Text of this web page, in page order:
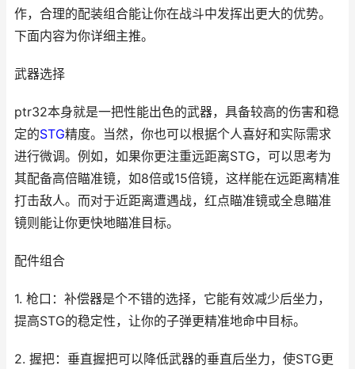
作，合理的配装组合能让你在战斗中发挥出更大的优势。
下面内容为你详细主推。
武器选择
ptr32本身就是一把性能出色的武器，具备较高的伤害和稳
定的STG精度。当然，你也可以根据个人喜好和实际需求
进行微调。例如，如果你更注重远距离STG，可以思考为
其配备高倍瞄准镜，如8倍或15倍镜，这样能在远距离精准
打击敌人。而对于近距离遭遇战，红点瞄准镜或全息瞄准
镜则能让你更快地瞄准目标。
配件组合
1. 枪口：补偿器是个不错的选择，它能有效减少后坐力，
提高STG的稳定性，让你的子弹更精准地命中目标。
2. 握把：垂直握把可以降低武器的垂直后坐力，使STG更